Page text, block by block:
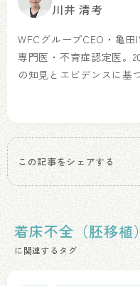
川井 清考
WFCグループCEO・亀
専門医・不育症認定医。
の知見とエビデンスに基
この記事をシェアする
着床不全（胚移植
に関連するタグ